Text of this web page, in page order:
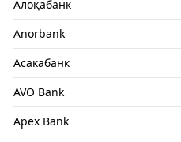
Алоқабанк
Anorbank
Асакабанк
AVO Bank
Apex Bank